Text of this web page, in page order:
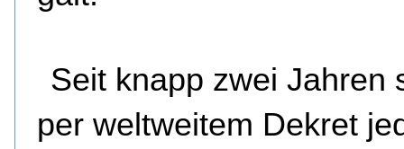
Seit knapp zwei Jahren
per weltweitem Dekret